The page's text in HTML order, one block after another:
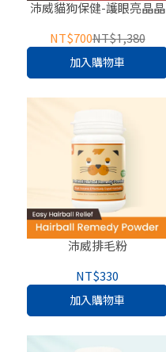
沛威貓狗保健-護眼亮晶晶
NT$700NT$1,380
加入購物車
沛威排毛粉
NT$330
加入購物車